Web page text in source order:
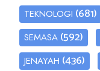
TEKNOLOGI (681)
SEMASA (592)
JENAYAH (436)